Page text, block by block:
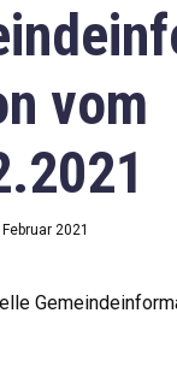
vom
2021